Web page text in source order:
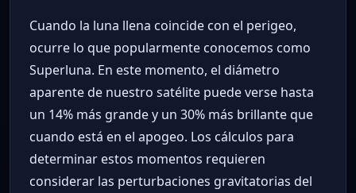
Cuando la luna llena coincide con el perigeo,
ocurre lo que popularmente conocemos como
Superluna. En este momento, el diámetro
aparente de nuestro satélite puede verse hasta
un 14% más grande y un 30% más brillante que
cuando está en el apogeo. Los cálculos para
determinar estos momentos requieren
considerar las perturbaciones gravitatorias del